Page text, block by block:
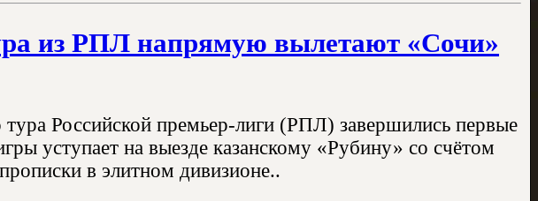
из РПЛ напрямую вылетают «Сочи»
Российской премьер-лиги (РПЛ) завершились первые
уступает на выезде казанскому «Рубину» со счётом
в элитном дивизионе..